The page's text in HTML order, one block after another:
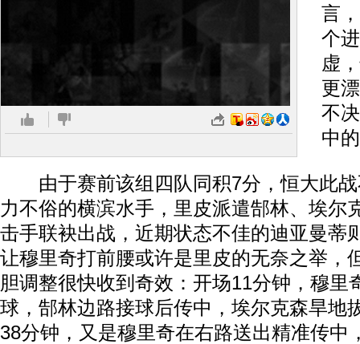
言
个
虚
更
不
中
由于赛前该组四队同积7分，恒大此战
力不俗的横滨水手，里皮派遣郜林、埃尔
击手联袂出战，近期状态不佳的迪亚曼蒂
让穆里奇打前腰或许是里皮的无奈之举，
胆调整很快收到奇效：开场11分钟，穆里
球，郜林边路接球后传中，埃尔克森旱地
38分钟，又是穆里奇在右路送出精准传中